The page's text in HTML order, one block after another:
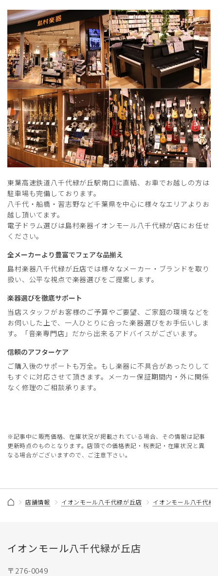
東葉高速鉄道八千代緑が丘駅南口に直結、お車でお越しの方は
駐車場も完備しております。
八千代・船橋・習志野など千葉県を中心に様々なエリアよりお
越し頂いてます。
電子ドラム選びは島村楽器イオンモール八千代緑が店にお任せ
ください。
全メーカーより豊富でフェアな品揃え
島村楽器八千代緑が丘店では様々なメーカー・ブランドを取り
扱い、公平な視点で楽器選びをご提案します。
楽器選びを徹底サポート
当店スタッフがお客様のご予算やご要望、ご家庭の環境などを
お伺いした上で、一人ひとりに合った楽器選びをお手伝いしま
す。「音楽専門店」だから出来るアドバイスがございます。
信頼のアフターケア
ご購入後のサポートも万全。もし楽器に不具合があったりして
もすぐに対応させて頂きます。メーカー保証期間内・外に関係
なく修理のご相談承ります。
※記事中に販売価格、在庫状況が掲載されている場合、その情報は記事
更新時点のものとなります。店頭での価格表記・税表記・在庫状況と異
なる場合がございますので、ご注意下さい。
店舗情報 イオンモール八千代緑が丘店 イオンモール八千代緑
イオンモール八千代緑が丘店
〒276-0049